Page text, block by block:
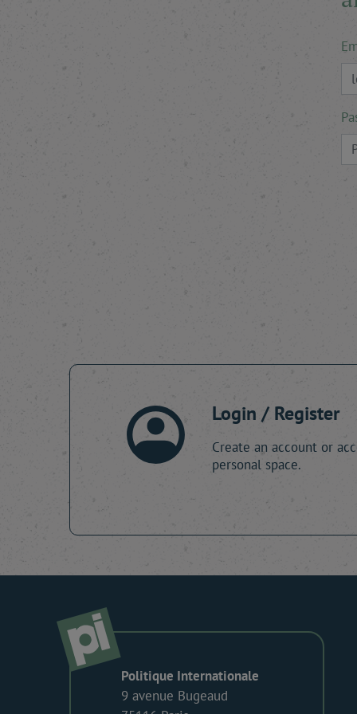
Login / Register
Create an account or
personal space.
Politique Internationale
9 avenue Bugeaud